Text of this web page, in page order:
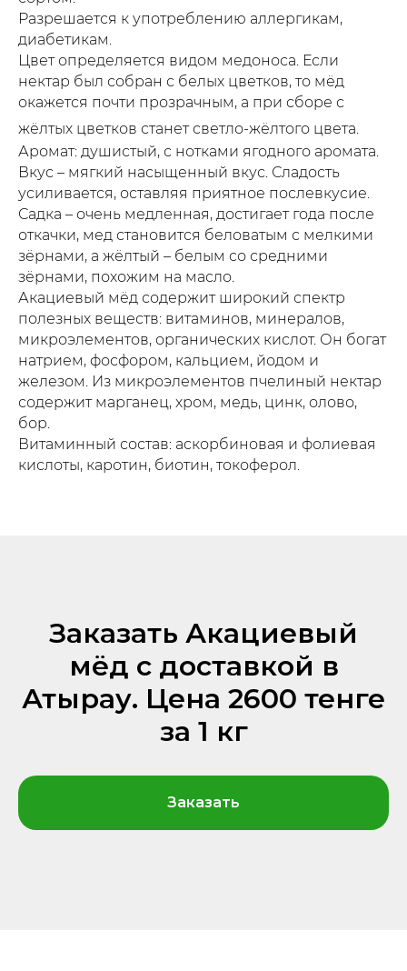
Разрешается к употреблению аллергикам,
диабетикам.
Цвет определяется видом медоноса. Если
нектар был собран с белых цветков, то мёд
окажется почти прозрачным, а при сборе с
жёлтых цветков станет светло-жёлтого цвета.
Аромат: душистый, с нотками ягодного аромата.
Вкус – мягкий насыщенный вкус. Сладость
усиливается, оставляя приятное послевкусие.
Садка – очень медленная, достигает года после
откачки, мед становится беловатым с мелкими
зёрнами, а жёлтый – белым со средними
зёрнами, похожим на масло.
Акациевый мёд содержит широкий спектр
полезных веществ: витаминов, минералов,
микроэлементов, органических кислот. Он богат
натрием, фосфором, кальцием, йодом и
железом. Из микроэлементов пчелиный нектар
содержит марганец, хром, медь, цинк, олово,
бор.
Витаминный состав: аскорбиновая и фолиевая
кислоты, каротин, биотин, токоферол.
Заказать Акациевый
мёд с доставкой в
Атырау. Цена 2600 тенге
за 1 кг
Заказать